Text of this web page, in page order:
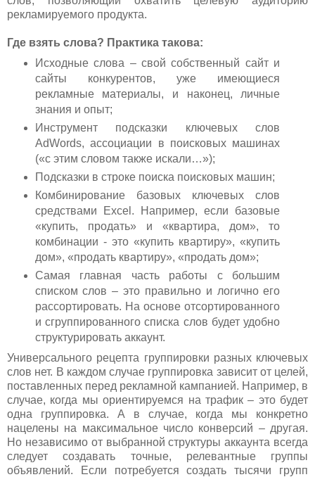
рекламируемого продукта.
Где взять слова? Практика такова:
Исходные слова – свой собственный сайт и
сайты конкурентов, уже имеющиеся
рекламные материалы, и наконец, личные
знания и опыт;
Инструмент подсказки ключевых слов
AdWords, ассоциации в поисковых машинах
(«с этим словом также искали…»);
Подсказки в строке поиска поисковых машин;
Комбинирование базовых ключевых слов
средствами Excel. Например, если базовые
«купить, продать» и «квартира, дом», то
комбинации - это «купить квартиру», «купить
дом», «продать квартиру», «продать дом»;
Самая главная часть работы с большим
списком слов – это правильно и логично его
рассортировать. На основе отсортированного
и сгруппированного списка слов будет удобно
структурировать аккаунт.
Универсального рецепта группировки разных ключевых
слов нет. В каждом случае группировка зависит от целей,
поставленных перед рекламной кампанией. Например, в
случае, когда мы ориентируемся на трафик – это будет
одна группировка. А в случае, когда мы конкретно
нацелены на максимальное число конверсий – другая.
Но независимо от выбранной структуры аккаунта всегда
следует создавать точные, релевантные группы
объявлений. Если потребуется создать тысячи групп